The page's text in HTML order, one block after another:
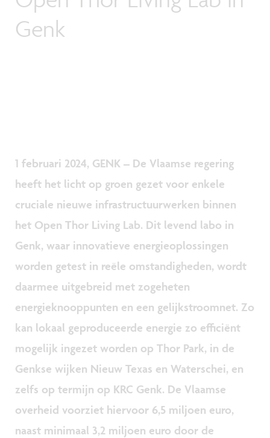
Genk
1 februari 2024, GENK – De Vlaamse regering
heeft het licht op groen gezet voor enkele
cruciale nieuwe infrastructuurwerken binnen
het Open Thor Living Lab. Dit levend labo in
Genk, waar innovatieve energieoplossingen
worden getest in reële omstandigheden, wordt
daarmee uitgebreid met zogeheten
energieknooppunten en een gelijkstroomnet. Zo
kan lokaal geproduceerde energie zo efficiënt
mogelijk ingezet worden op Thor Park, in de
Genkse wijken Nieuw Texas en Waterschei, en
zelfs op termijn op KRC Genk. De Vlaamse
overheid voorziet hiervoor 6,5 miljoen euro,
naast minimaal 3,2 miljoen euro door de